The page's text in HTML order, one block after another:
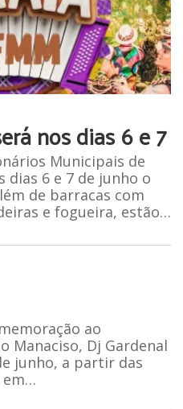
nos dias 6 e 7
Municipais de
dias 6 e 7 de junho o
de barracas com
e fogueira, estão…
ao
Manaciso, Dj Gardenal
junho, a partir das
em…